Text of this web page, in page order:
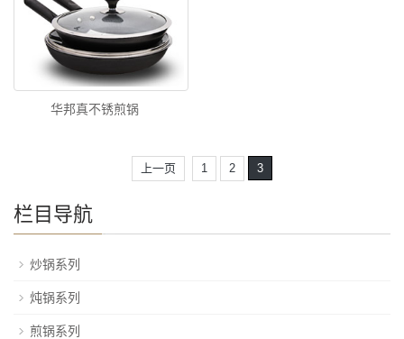
华邦真不锈煎锅
上一页 1 2 3
栏目导航
炒锅系列
炖锅系列
煎锅系列